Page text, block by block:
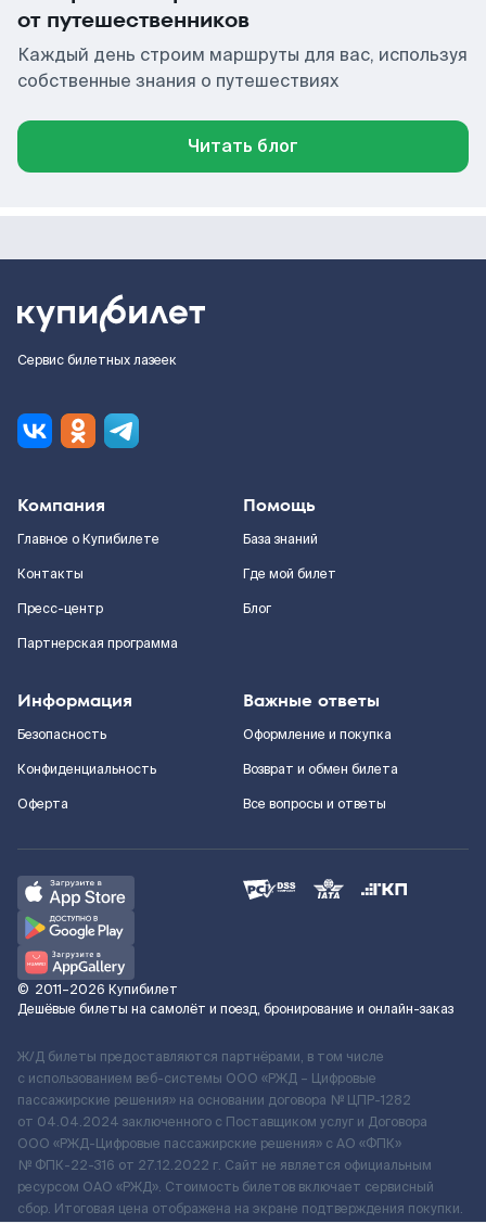
от путешественников
Каждый день строим маршруты для вас, используя
собственные знания о путешествиях
Читать блог
Сервис билетных лазеек
Компания
Главное о Купибилете
Контакты
Пресс-центр
Партнерская программа
Помощь
База знаний
Где мой билет
Блог
Информация
Безопасность
Конфиденциальность
Оферта
Важные ответы
Оформление и покупка
Возврат и обмен билета
Все вопросы и ответы
© 2011–2026 Купибилет
Дешёвые билеты на самолёт и поезд, бронирование и онлайн-заказ
Ж/Д билеты предоставляются партнёрами, в том числе
с использованием веб-системы ООО «РЖД – Цифровые
пассажирские решения» на основании договора № ЦПР-1282
от 04.04.2024 заключенного с Поставщиком услуг и Договора
ООО «РЖД-Цифровые пассажирские решения» c АО «ФПК»
№ ФПК-22-316 от 27.12.2022 г. Сайт не является официальным
ресурсом ОАО «РЖД». Стоимость билетов включает сервисный
сбор. Итоговая цена отображена на экране подтверждения покупки.